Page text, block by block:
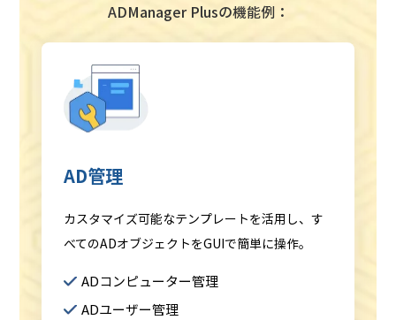
ADManager Plusの機能例：
AD管理
カスタマイズ可能なテンプレートを活用し、す
べてのADオブジェクトをGUIで簡単に操作。
ADコンピューター管理
ADユーザー管理